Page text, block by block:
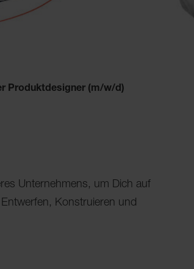
Produktdesigner (m/w/d)
Unternehmens, um Dich auf
Konstruieren und